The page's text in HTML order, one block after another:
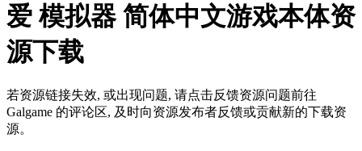
爱 模拟器 简体中文游戏本体资
源下载
若资源链接失效, 或出现问题, 请点击反馈资源问题前往
Galgame 的评论区, 及时向资源发布者反馈或贡献新的下载资
源。